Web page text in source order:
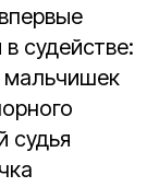
судействе:
мальчишек
судья